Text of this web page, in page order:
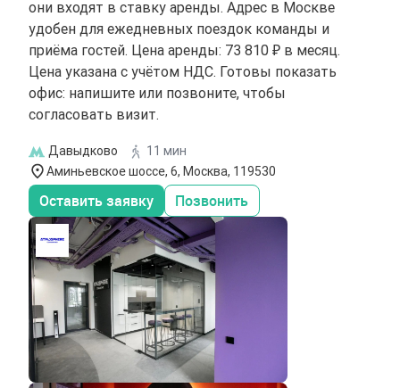
они входят в ставку аренды. Адрес в Москве
удобен для ежедневных поездок команды и
приёма гостей. Цена аренды: 73 810 ₽ в месяц.
Цена указана с учётом НДС. Готовы показать
офис: напишите или позвоните, чтобы
согласовать визит.
Давыдково
11 мин
Аминьевское шоссе, 6, Москва, 119530
Оставить заявку Позвонить